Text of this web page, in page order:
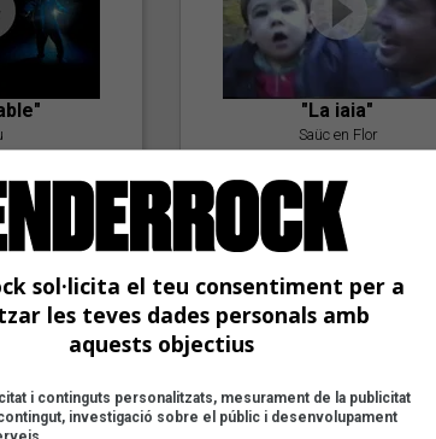
"La iaia"
Saüc en Flor
"Postlude To A Kiss"
Goran Levi
sol·licita el teu consentiment per a
les teves dades personals amb
aquests objectius
i continguts personalitzats, mesurament de la publicitat
investigació sobre el públic i desenvolupament